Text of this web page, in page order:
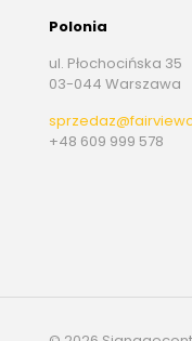
Polonia
ul. Płochocińska 35
03-044 Warszawa
+48 609 999 578